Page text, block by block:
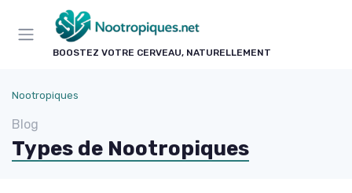
BOOSTEZ VOTRE CERVEAU, NATURELLEMENT
Nootropiques
Blog
Types de Nootropiques
Panneau de gestion des cookies